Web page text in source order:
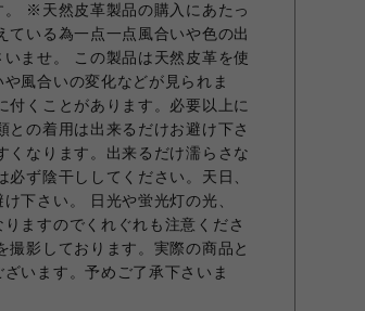
。 ※天然皮革製品の購入にあたっ
いる為一点一点風合いや色の出
ませ。 この製品は天然皮革を使
風合いの変化などが見られま
くことがあります。必要以上に
との着用は出来るだけお避け下さ
くなります。出来るだけ濡らさな
ず陰干ししてください。天日、
下さい。 日光や蛍光灯の光、
ますのでくれぐれも注意くださ
影しております。実際の商品と
います。予めご了承下さいま